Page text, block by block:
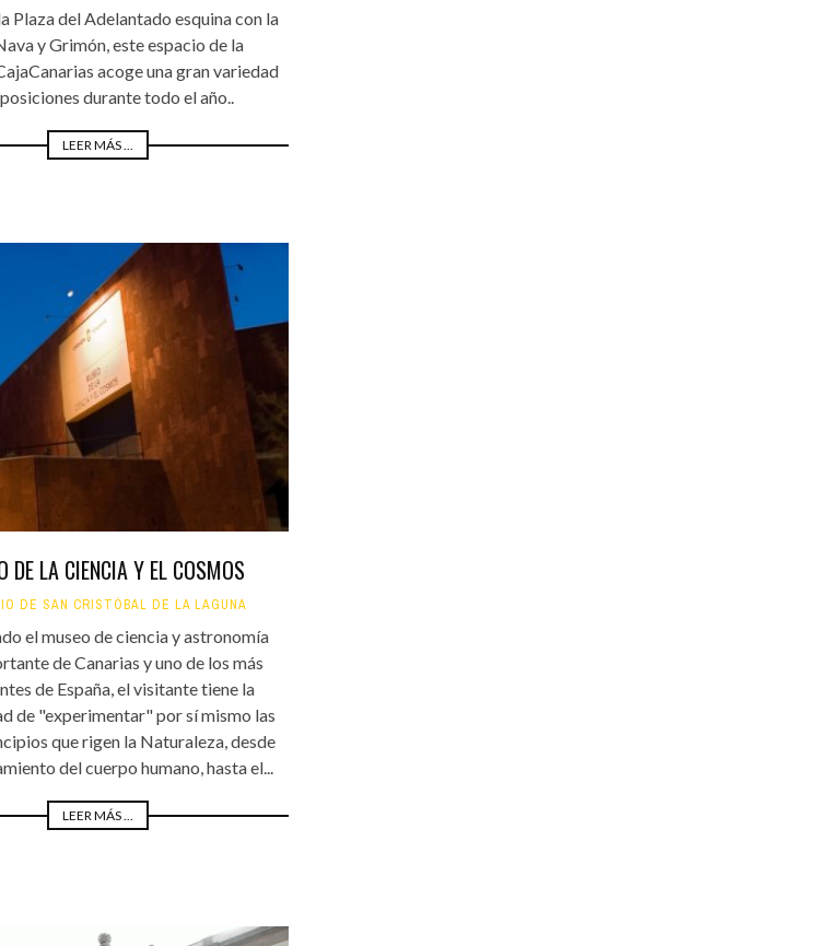
Plaza del Adelantado esquina con la
y Grimón, este espacio de la
acoge una gran variedad
durante todo el año..
LEER MÁS ...
DE LA CIENCIA Y EL COSMOS
DE SAN CRISTÓBAL DE LA LAGUNA
el museo de ciencia y astronomía
de Canarias y uno de los más
de España, el visitante tiene la
de "experimentar" por sí mismo las
que rigen la Naturaleza, desde
del cuerpo humano, hasta el...
LEER MÁS ...